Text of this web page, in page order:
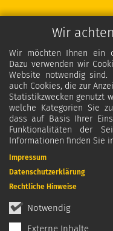
Wir
Wir möchten Ihnen ein
Dazu verwenden wir
Website notwendig
auch Cookies, die zur
Statistikzwecken genutzt
welche Kategorien Sie
dass auf Basis Ihrer
Funktionalitäten der
Informationen finden Sie
Notwendig
Externe Inhalte
Impressum
Datenschutzerklärung
Rechtliche Hinweise